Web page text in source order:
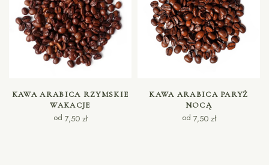
WYBIERZ OPCJE
KAWA ARABICA RZYMSKIE
WAKACJE
od 7,50 zł
WYBIERZ OPCJE
KAWA ARABICA PARYŻ
NOCĄ
od 7,50 zł